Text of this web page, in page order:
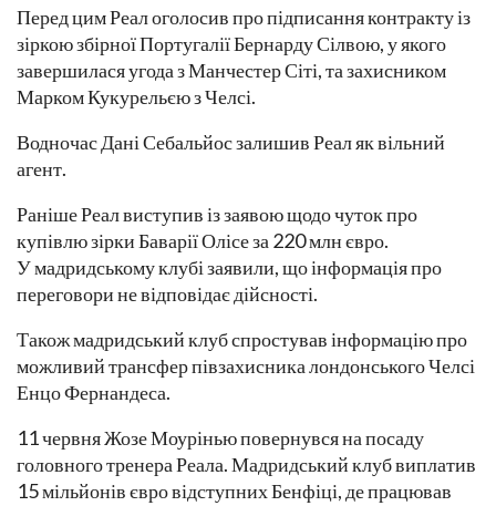
Перед цим Реал оголосив про підписання контракту із
зіркою збірної Португалії Бернарду Сілвою, у якого
завершилася угода з Манчестер Сіті, та захисником
Марком Кукурельєю з Челсі.
Водночас Дані Себальйос залишив Реал як вільний
агент.
Раніше Реал виступив із заявою щодо чуток про
купівлю зірки Баварії Олісе за 220 млн євро.
У мадридському клубі заявили, що інформація про
переговори не відповідає дійсності.
Також мадридський клуб спростував інформацію про
можливий трансфер півзахисника лондонського Челсі
Енцо Фернандеса.
11 червня Жозе Моурінью повернувся на посаду
головного тренера Реала. Мадридський клуб виплатив
15 мільйонів євро відступних Бенфіці, де працював